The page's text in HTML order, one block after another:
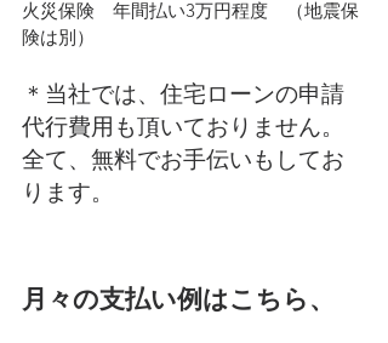
火災保険　年間払い3万円程度　（地震保
険は別）
＊当社では、住宅ローンの申請
代行費用も頂いておりません。
全て、無料でお手伝いもしてお
ります。
月々の支払い例はこちら、